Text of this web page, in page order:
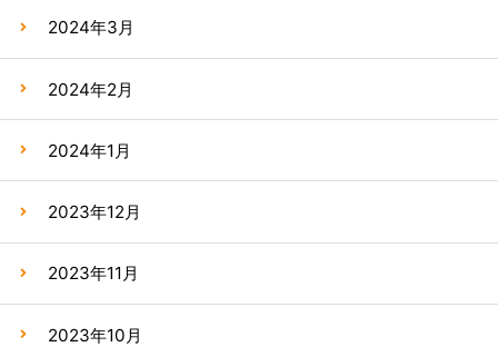
2024年3月
2024年2月
2024年1月
2023年12月
2023年11月
2023年10月